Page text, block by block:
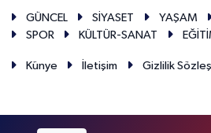
GÜNCEL SİYASET YAŞAM
SPOR
KÜLTÜR-SANAT
Künye İletişim Gizlilik